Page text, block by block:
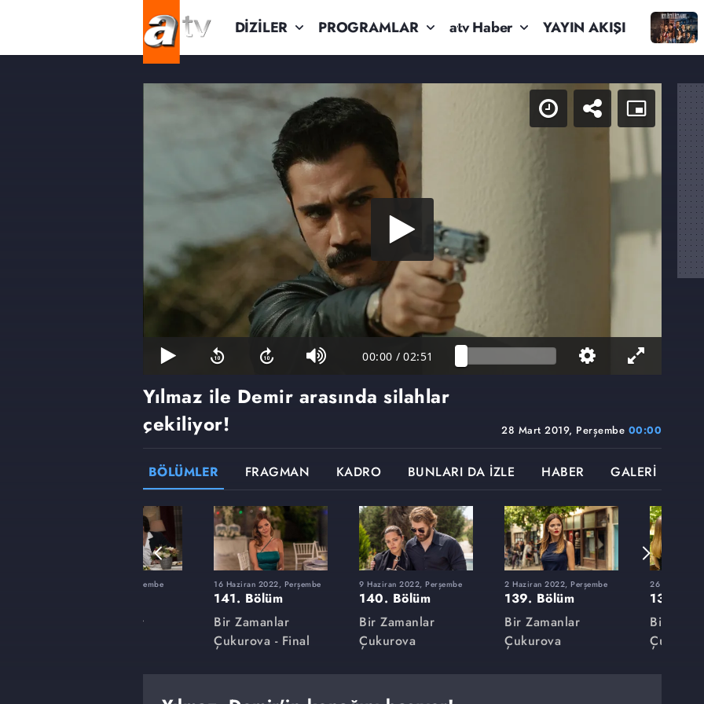
DİZİLER PROGRAMLAR atv Haber YAYIN AKIŞI
00:00 / 02:51
28 Mart 2019, Perşembe 00:00
Yılmaz ile Demir arasında silahlar
çekiliyor!
BÖLÜMLER FRAGMAN KADRO BUNLARI DA İZLE HABER GALERİ
10 Mart 2022, Perşembe
Bir Zamanlar
16 Haziran 2022, Perşembe
141. Bölüm
Bir Zamanlar
Çukurova - Final
9 Haziran 2022, Perşembe
140. Bölüm
Bir Zamanlar
Çukurova
2 Haziran 2022, Perşembe
139. Bölüm
Bir Zamanlar
Çukurova
26 Mayıs
138.
Bir
Çukurova